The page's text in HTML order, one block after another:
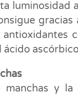
luminosidad
y